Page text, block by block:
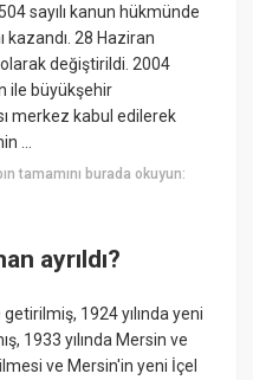
sayılı kanun hükmünde
kazandı. 28 Haziran
değiştirildi. 2004
ile büyükşehir
merkez kabul edilerek
...
tamamını burada okuyun:
ayrıldı?
1924 yılında yeni
1933 yılında Mersin ve
ve Mersin'in yeni İçel